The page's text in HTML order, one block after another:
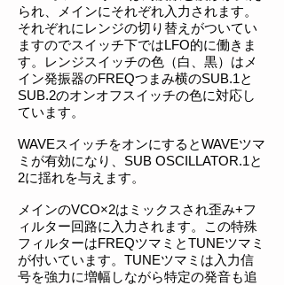
られ、メインにそれぞれ入力されます。
それぞれにレンジの切り替えがついてい
ますのでスイッチ下ではLFO的に働きま
す。レンジスイッチの色（白、黒）はメ
イン発振器のFREQつまみ横のSUB.1と
SUB.2のオンオフスイッチの色に対応し
ています。
WAVEスイッチをオンにするとWAVEツマ
ミが有効になり、SUB OSCILLATOR.1と
2に揺れを与えます。
メインのVCO×2はミックスされ歪み+フ
ィルター回路に入力されます。この特殊
フィルターはFREQツマミとTUNEツマミ
が付いています。TUNEツマミは入力信
号を強力に増幅しながら特定の発音も追